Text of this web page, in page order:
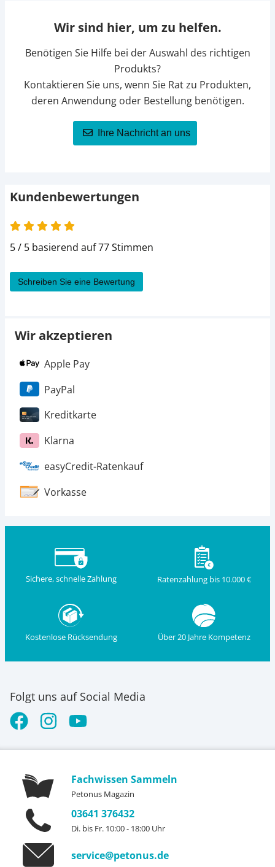
Wir sind hier, um zu helfen.
Benötigen Sie Hilfe bei der Auswahl des richtigen
Produkts?
Kontaktieren Sie uns, wenn Sie Rat zu Produkten,
deren Anwendung oder Bestellung benötigen.
Ihre Nachricht an uns
Kundenbewertungen
5 von 5
5 / 5 basierend auf 77 Stimmen
Schreiben Sie eine Bewertung
Wir akzeptieren
Apple Pay
PayPal
Kreditkarte
Klarna
easyCredit-Ratenkauf
Vorkasse
Sichere, schnelle Zahlung Ratenzahlung bis 10.000 €
Kostenlose Rücksendung Über 20 Jahre Kompetenz
Folgt uns auf Social Media
Fachwissen Sammeln
Petonus Magazin
03641 376432
Di. bis Fr. 10:00 - 18:00 Uhr
service@petonus.de